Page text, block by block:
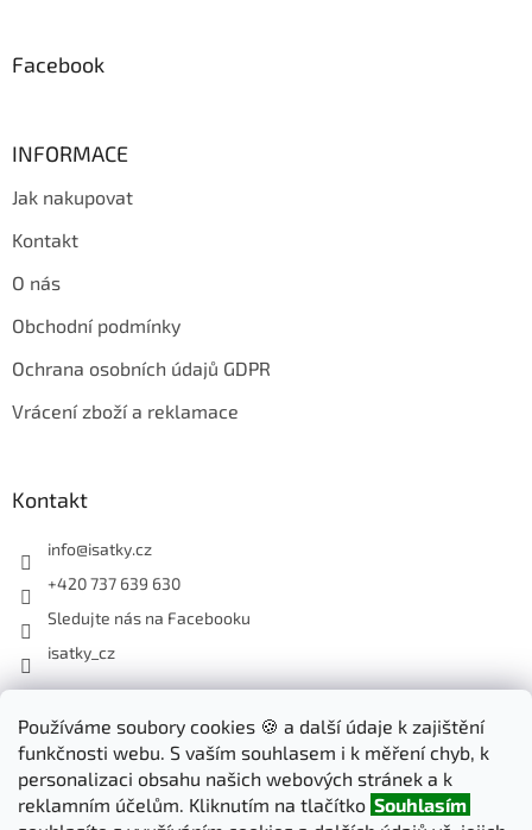
Používáme soubory cookies 🍪 a další údaje k zajištění
funkčnosti webu. S vaším souhlasem i k měření chyb, k
personalizaci obsahu našich webových stránek a k
reklamním účelům. Kliknutím na tlačítko Souhlasím
Facebook
INFORMACE
Jak nakupovat
Kontakt
O nás
Obchodní podmínky
Ochrana osobních údajů GDPR
Vrácení zboží a reklamace
Kontakt
info@isatky.cz
+420 737 639 630
Sledujte nás na Facebooku
isatky_cz
Odebírat newsletter
Vložte svůj e-mail a my vám budeme zasílat informace o nových
produktech na našem e-shopu.